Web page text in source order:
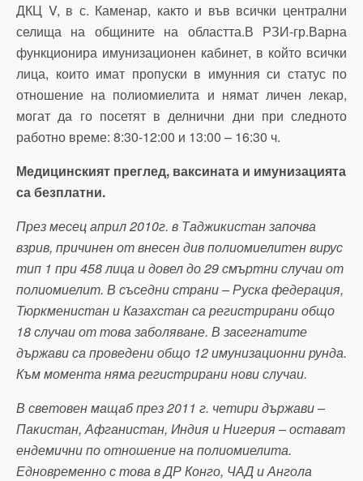
ДКЦ V, в с. Каменар, както и във всички централни
селища на общините на областта.В РЗИ-гр.Варна
функционира имунизационен кабинет, в който всички
лица, които имат пропуски в имунния си статус по
отношение на полиомиелита и нямат личен лекар,
могат да го посетят в делнични дни при следното
работно време: 8:30-12:00 и 13:00 – 16:30 ч.
Медицинският преглед, ваксината и имунизацията
са безплатни.
През месец април 2010г. в Таджикистан започва
взрив, причинен от внесен див полиомиелитен вирус
тип 1 при 458 лица и довел до 29 смъртни случаи от
полиомиелит. В съседни страни – Руска федерация,
Тюркменистан и Казахстан са регистрирани общо
18 случаи от това заболяване. В засегнатите
държави са проведени общо 12 имунизационни рунда.
Към момента няма регистрирани нови случаи.
В световен мащаб през 2011 г. четири държави –
Пакистан, Афганистан, Индия и Нигерия – остават
ендемични по отношение на полиомиелита.
Едновременно с това в ДР Конго, ЧАД и Ангола